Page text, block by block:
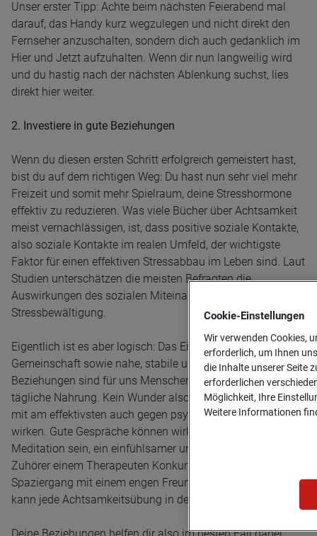
Unser erster Tipp: Achte beim nächsten Feierabend mal
darauf, das Handy kurz wegzulegen und nicht direkt den
Fernseher anzuschalten, sondern dich auch gedanklich im
Hier und Jetzt aufzuhalten. Wenn dir nun langweilig wird
und du hastig nach der nächsten Ablenkung suchst, lies
direkt hier weiter.
2. Investiere in gute Beziehungen
Wenn du diesen ersten Schritt erfolgreich gemeistert hast,
bist du auf dem richtigen Weg: Du hast nun sehr viel mehr
Freizeit und somit mehr Spielraum, deine Stresshormone
effektiv zu reduzieren. Was viele Bücher über Achtsamkeit
meist vernachlässigen, ist, dass positive soziale Kontakte,
also soziale Kontakte im realen Umfeld, der wichtigste
Faktor für einen effektiven Stressabbau im Leben sind. Laut
Studien unterschätzen die meisten Befragten die
Auswirkungen des sozialen Miteinanders auf die
Stressbewältigung.
Eigentlich ist es aber logisch: Das Eingebundensein in eine
Gemeinschaft sowie nahe, stabile und verlässliche
Beziehungen sind für uns Menschen so wichtig wie die
tägliche Nahrung. Kein Wunder also, dass soziale Kontakte
mit am effektivsten auch gegen psychische Erkrankungen
wirken. Gute Gespräche können wirksamer als jede
Meditation sein, ein einfühlsamer und verständnisvoller
Zuhörer einem Therapeuten Konkurrenz machen. Ein
Spaziergang mit einem engen Freund oder einer Freundin
kann jede Achtsamkeitsübung in den Schatten stellen.
Cookie-­Einstellungen
Wir verwenden Cookies,
erforderlich, um Ihnen
die Inhalte unserer Seite
erforderlichen
Möglichkeit, Ihre
Weitere Informationen